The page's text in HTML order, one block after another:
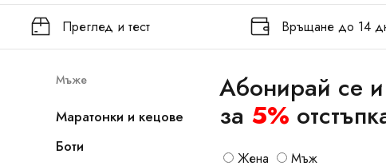
Преглед и тест Връщане до 14
Мъже
Маратонки и кецове
Боти
Абонирай се
за 5%
Жена Мъж